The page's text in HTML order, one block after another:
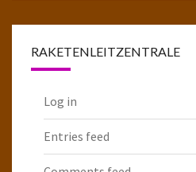
RAKETENLEITZENTRALE
Log in
Entries feed